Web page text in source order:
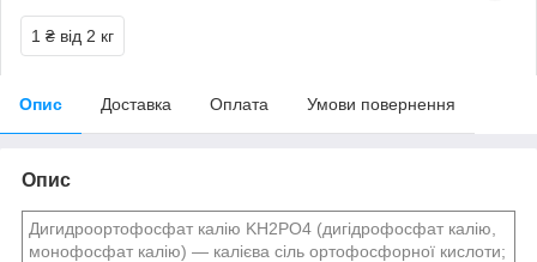
1 ₴ від 2 кг
Опис Доставка Оплата Умови повернення
Опис
Дигидроортофосфат калію KH2PO4 (дигідрофосфат калію,
монофосфат калію) — калієва сіль ортофосфорної кислоти;